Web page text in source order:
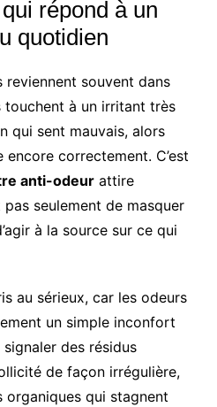
répond à un
quotidien
reviennent souvent dans
touchent à un irritant très
qui sent mauvais, alors
encore correctement. C’est
anti-odeurattire
seulement de masquer
à la source sur ce qui
au sérieux, car les odeurs
un simple inconfort
des résidus
de façon irrégulière,
organiques qui stagnent